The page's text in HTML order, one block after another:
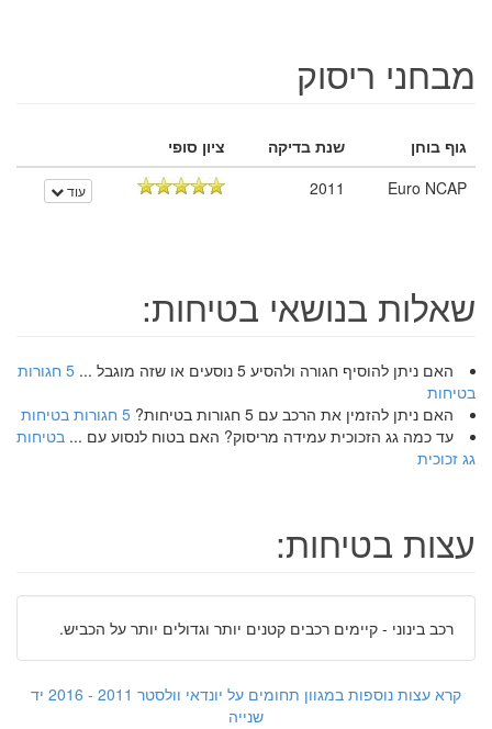
מבחני ריסוק
גוף בוחן שנת בדיקה
ציון סופי
Euro NCAP
2011 עוד
שאלות בנושאי בטיחות:
האם ניתן להוסיף חגורה ולהסיע 5 נוסעים או שזה מוגבל ...
5 חגורות
בטיחות
האם ניתן להזמין את הרכב עם 5 חגורות בטיחות?
5 חגורות בטיחות
עד כמה גג הזכוכית עמידה מריסוק? האם בטוח לנסוע עם ... בטיחות
גג זכוכית
עצות בטיחות:
רכב בינוני - קיימים רכבים קטנים יותר וגדולים יותר על הכביש.
קרא עצות נוספות במגוון תחומים על יונדאי וולסטר 2011 - 2016 יד
שנייה